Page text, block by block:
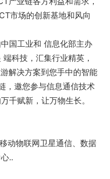
市场的创新基地和风向
国工业和 信息化部主办
科技，汇集行业精英，
解决方案到您手中的智能
，邀您参与信息通信技术
千赋新，让万物生长。
动物联网卫星通信、数据
..